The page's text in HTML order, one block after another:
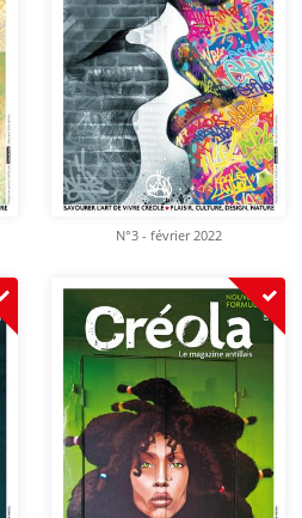
N°3 - février 2022